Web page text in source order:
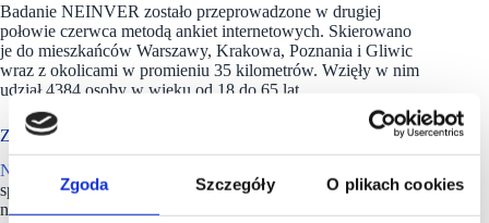
Zgoda Szczegóły O plikach cookies
Badanie NEINVER zostało przeprowadzone w drugiej
połowie czerwca metodą ankiet internetowych. Skierowano
je do mieszkańców Warszawy, Krakowa, Poznania i Gliwic
wraz z okolicami w promieniu 35 kilometrów. Wzięły w nim
udział 4384 osoby w wieku od 18 do 65 lat.
Z 17 centrami outlet i 4 parkami handlowymi w portfolio
NEINVER
specjalizująca się w budowie oraz inwestycjach na rynku
nieruchomości i zarządzaniu nimi. Czołowy operator centrów